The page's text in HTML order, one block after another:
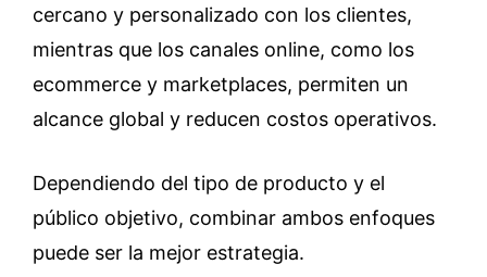
cercano y personalizado con los clientes,
mientras que los canales online, como los
ecommerce y marketplaces, permiten un
alcance global y reducen costos operativos.
Dependiendo del tipo de producto y el
público objetivo, combinar ambos enfoques
puede ser la mejor estrategia.